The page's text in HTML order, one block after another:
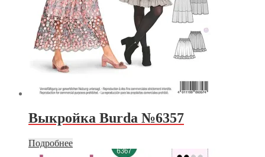
Выкройка Burda №6357
Подробнее